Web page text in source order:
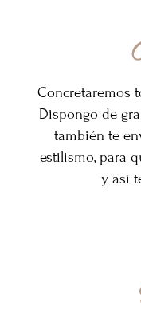
Concretaremos
Dispongo de
también te
estilismo, para
y así